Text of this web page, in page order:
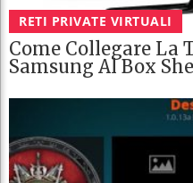
RETI PRIVATE VIRTUALI
Come Collegare La
Samsung Al Box